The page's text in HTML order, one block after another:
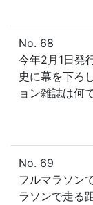
No. 68
今年2月1日発
史に幕を下ろ
ョン雑誌は何
No. 69
フルマラソン
ラソンで走る